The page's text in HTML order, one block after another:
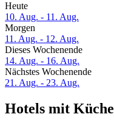
Heute
10. Aug. - 11. Aug.
Morgen
11. Aug. - 12. Aug.
Dieses Wochenende
14. Aug. - 16. Aug.
Nächstes Wochenende
21. Aug. - 23. Aug.
Hotels mit